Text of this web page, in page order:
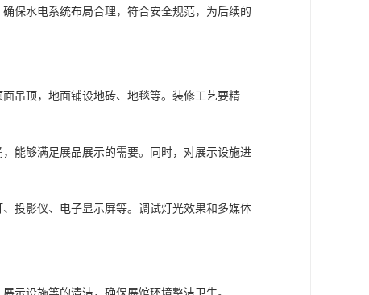
保水电系统布局合理，符合安全规范，为后续的
吊顶，地面铺设地砖、地毯等。装修工艺要精
能够满足展品展示的需要。同时，对展示设施进
投影仪、电子显示屏等。调试灯光效果和多媒体